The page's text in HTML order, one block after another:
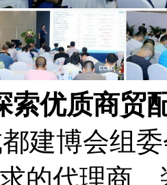
索优质商
博会组委
的代理商